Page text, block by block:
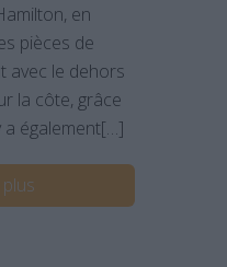
en
pièces de
avec le dehors
la côte, grâce
a également[…]